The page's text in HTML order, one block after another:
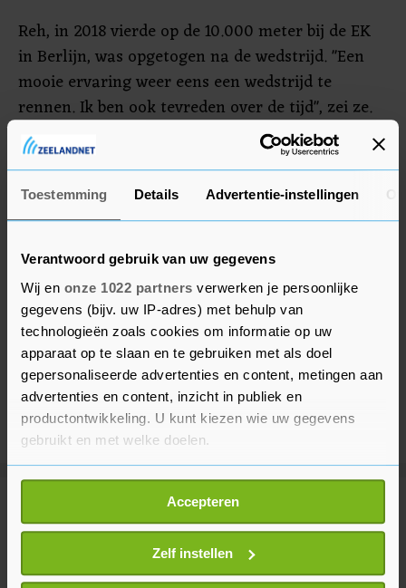
Toestemming Details Advertentie-instellingen
Verantwoord gebruik van uw gegevens
Wij en onze 1022 partners verwerken je persoonlijke
gegevens (bijv. uw IP-adres) met behulp van
technologieën zoals cookies om informatie op uw
apparaat op te slaan en te gebruiken met als doel
gepersonaliseerde advertenties en content, metingen aan
advertenties en content, inzicht in publiek en
productontwikkeling. U kunt kiezen wie uw gegevens
gebruikt en met welke doelen.
Als u het toestaat, willen we ook graag:
Informatie verzamelen over uw geografische
locatie, die tot een paar meter nauwkeurig kan zijn
Uw apparaat identificeren door het actief te
scannen op specifieke eigenschappen (fingerprinting)
Accepteren
Zelf instellen
Reh, in 2018 vierde op de 10.000 meter bij de EK
in Berlijn, was opgetogen na de wedstrijd. "Een
mooie ervaring weer eens een wedstrijd te
rennen. Ik ben ook tevreden over de tijd", zei ze.
Wielrenner Lemmen voelde 'overal